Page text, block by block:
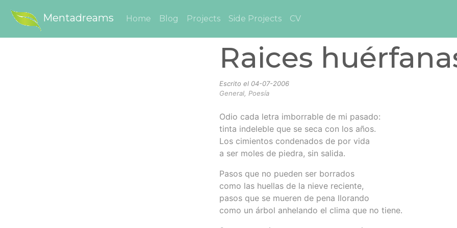
Mentadreams Home Blog Projects Side Projects CV
Raices
Escrito el 04-07-2006
General, Poesía
Odio cada letra imborrable de mi pasado:
tinta indeleble que se seca con los años.
Los cimientos condenados de por vida
a ser moles de piedra, sin salida.
Pasos que no pueden ser borrados
como las huellas de la nieve reciente,
pasos que se mueren de pena llorando
como un árbol anhelando el clima que no tiene.